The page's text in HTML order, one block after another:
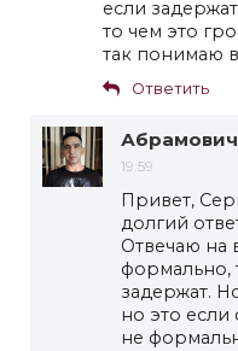
если
то чем это
так понимаю
Ответить
19:59
Привет,
долгий
Отвечаю на
формально,
задержат.
но это
не